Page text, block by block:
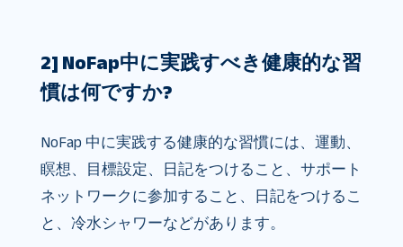
2] NoFap中に実践すべき健康的な習
慣は何ですか?
NoFap 中に実践する健康的な習慣には、運動、
瞑想、目標設定、日記をつけること、サポート
ネットワークに参加すること、日記をつけるこ
と、冷水シャワーなどがあります。